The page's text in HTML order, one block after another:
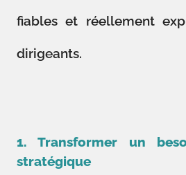
fiables et réellement
dirigeants.
1. Transformer un
stratégique